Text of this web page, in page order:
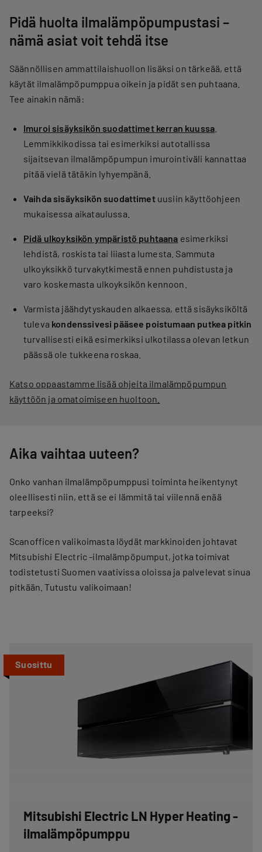
Pidä huolta ilmalämpöpumpustasi –
nämä asiat voit tehdä itse
Säännöllisen ammattilaishuollon lisäksi on tärkeää, että
käytät ilmalämpöpumppua oikein ja pidät sen puhtaana.
Tee ainakin nämä:
Imuroi sisäyksikön suodattimet kerran kuussa
Lemmikkikodissa tai esimerkiksi autotallissa
sijaitsevan ilmalämpöpumpun imurointiväli kannattaa
pitää vielä tätäkin lyhyempänä.
Vaihda sisäyksikön suodattimetuusiin käyttöohjeen
mukaisessa aikataulussa.
Pidä ulkoyksikön ympäristö puhtaana esimerkiksi
lehdistä, roskista tai liiasta lumesta. Sammuta
ulkoyksikkö turvakytkimestä ennen puhdistusta ja
varo koskemasta ulkoyksikön kennoon.
Varmista jäähdytyskauden alkaessa, että sisäyksiköltä
tuleva kondenssivesi pääsee poistumaan putkea pitkin
turvallisesti eikä esimerkiksi ulkotilassa olevan letkun
päässä ole tukkeena roskaa.
Katso oppaastamme lisää ohjeita ilmalämpöpumpun
käyttöön ja omatoimiseen huoltoon.
Aika vaihtaa uuteen?
Onko vanhan ilmalämpöpumppusi toiminta heikentynyt
oleellisesti niin, että se ei lämmitä tai viilennä enää
tarpeeksi?
Scanofficen valikoimasta löydät markkinoiden johtavat
Mitsubishi Electric -ilmalämpöpumput, jotka toimivat
todistetusti Suomen vaativissa oloissa ja palvelevat sinua
pitkään. Tutustu valikoimaan!
Suosittu
Mitsubishi Electric LN Hyper Heating -
ilmalämpöpumppu